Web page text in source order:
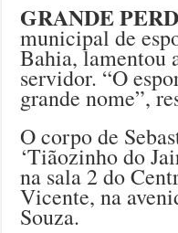
GRANDE
municipal de
Bahia, lamentou
servidor. “O
grande nome”,
O corpo de
‘Tiãozinho do
na sala 2 do
Vicente, na
Souza.